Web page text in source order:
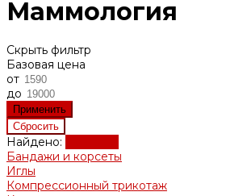
Маммология
Скрыть фильтр
Базовая цена
от
до
Найдено:
Бандажи и корсеты
Иглы
Компрессионный трикотаж